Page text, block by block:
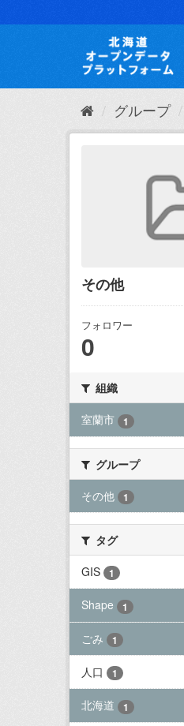
キ
て
グループ
その他
フォロワー
0
組織
室蘭市
1
グループ
その他
1
タグ
GIS
1
Shape 1
ごみ 1
人口 1
北海道 1